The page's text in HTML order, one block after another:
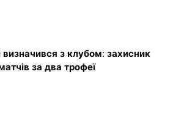
визначився з клубом: захисник
за два трофеї